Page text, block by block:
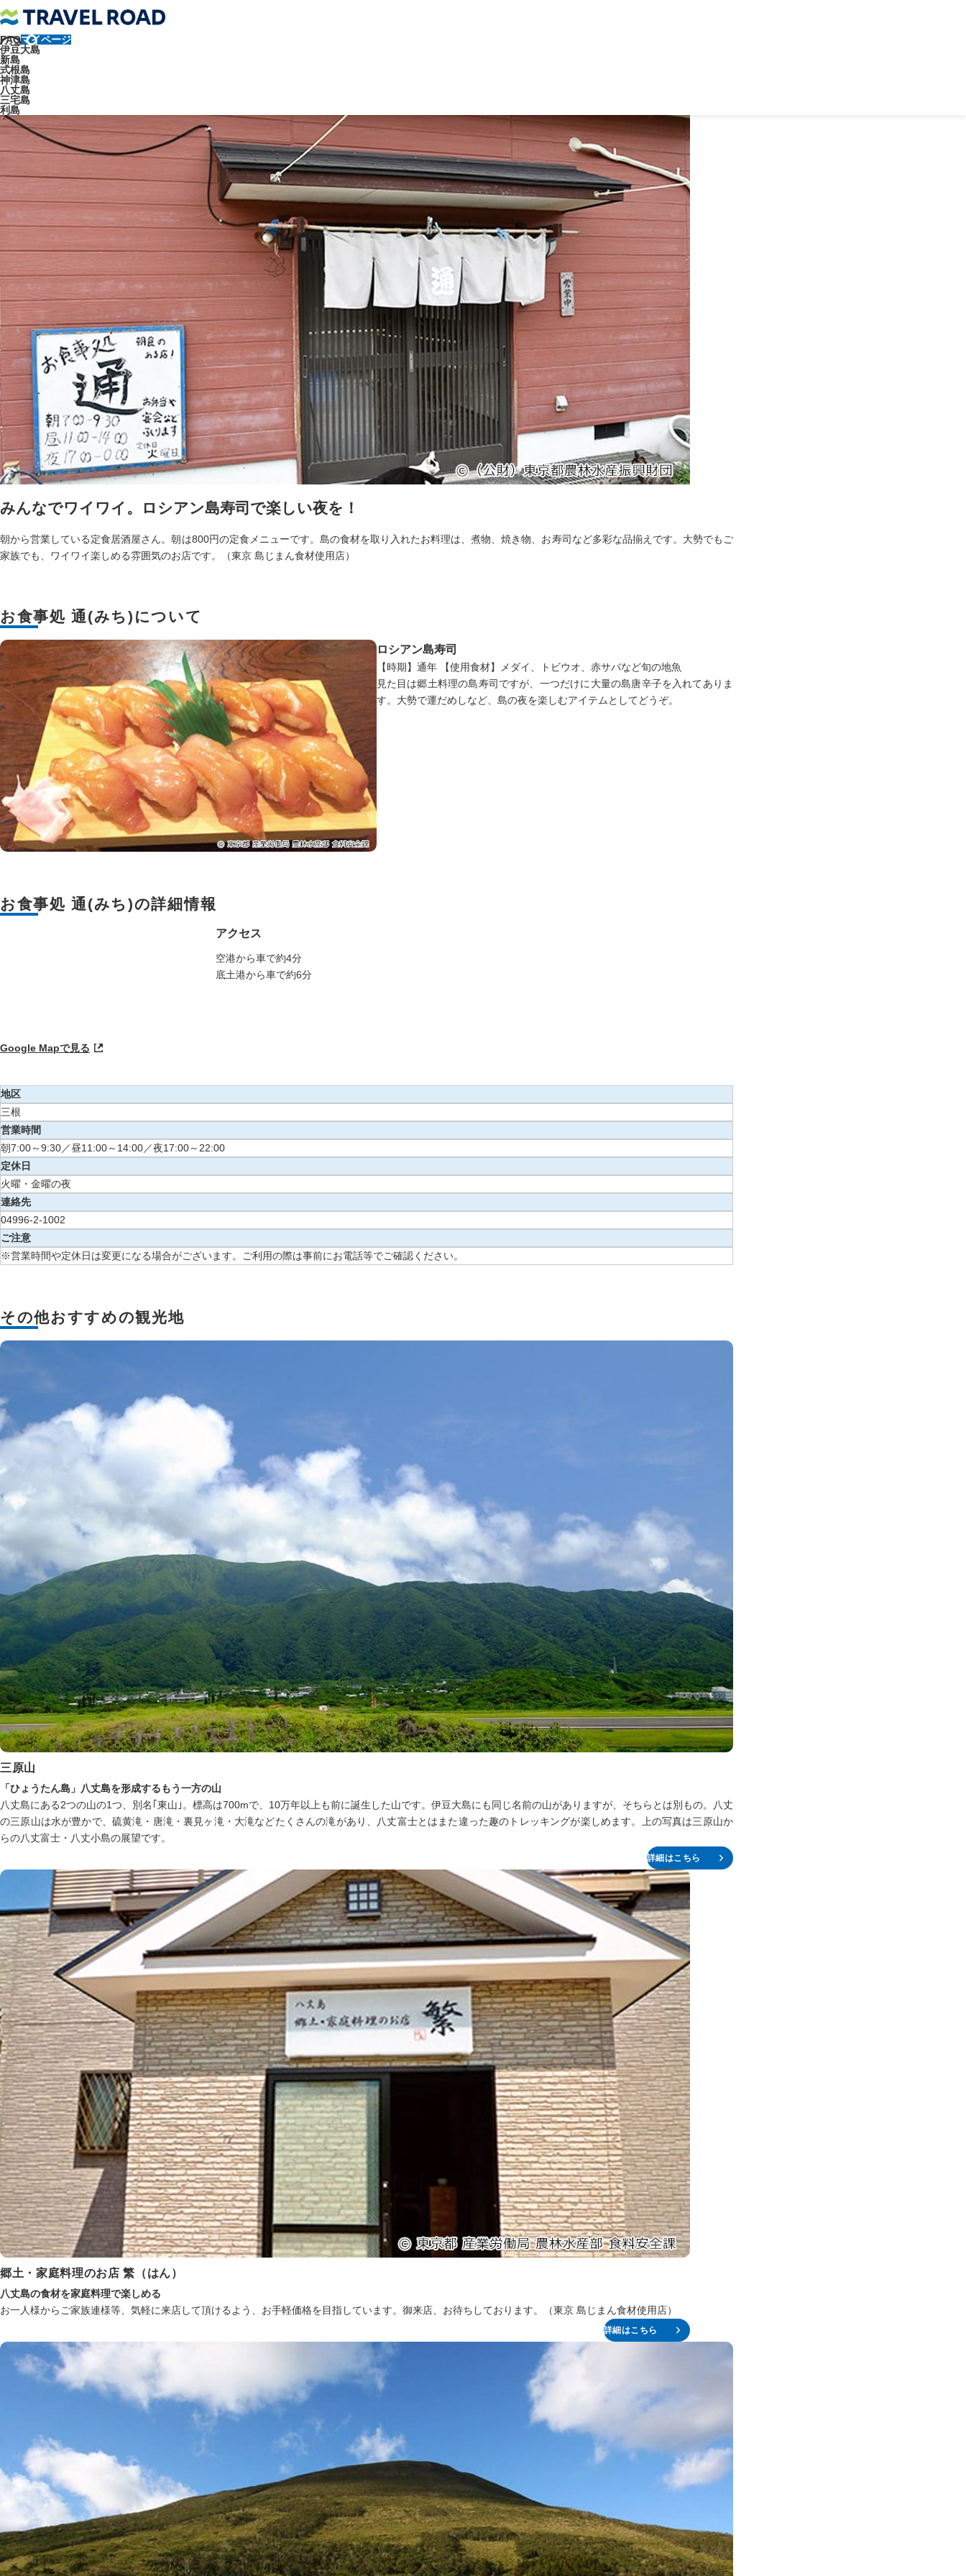
FAQマイページ
伊豆大島
新島
式根島
神津島
八丈島
三宅島
利島
トラベルロード
お食事処 通(みち)
みんなでワイワイ。ロシアン島寿司で楽しい夜を！
朝から営業している定食居酒屋さん。朝は800円の定食メニューです。島の食材を取り入れたお料理は、煮物、焼き物、お寿司など多彩な品揃えです。大勢でもご
家族でも、ワイワイ楽しめる雰囲気のお店です。（東京 島じまん食材使用店）
お食事処 通(みち)について
ロシアン島寿司
【時期】通年 【使用食材】メダイ、トビウオ、赤サバなど旬の地魚
見た目は郷土料理の島寿司ですが、一つだけに大量の島唐辛子を入れてありま
す。大勢で運だめしなど、島の夜を楽しむアイテムとしてどうぞ。
お食事処 通(みち)の詳細情報
Google Mapで見る
アクセス
空港から車で約4分
底土港から車で約6分
地区
三根
営業時間
朝7:00～9:30／昼11:00～14:00／夜17:00～22:00
定休日
火曜・金曜の夜
連絡先
04996-2-1002
ご注意
※営業時間や定休日は変更になる場合がございます。ご利用の際は事前にお電話等でご確認ください。
その他おすすめの観光地
三原山
「ひょうたん島」八丈島を形成するもう一方の山
八丈島にある2つの山の1つ、別名｢東山｣。標高は700mで、10万年以上も前に誕生した山です。伊豆大島にも同じ名前の山がありますが、そちらとは別もの。八丈
の三原山は水が豊かで、硫黄滝・唐滝・裏見ヶ滝・大滝などたくさんの滝があり、八丈富士とはまた違った趣のトレッキングが楽しめます。上の写真は三原山か
らの八丈富士・八丈小島の展望です。
詳細はこちら
郷土・家庭料理のお店 繁（はん）
八丈島の食材を家庭料理で楽しめる
お一人様からご家族連様等、気軽に来店して頂けるよう、お手軽価格を目指しています。御来店、お待ちしております。（東京 島じまん食材使用店）
詳細はこちら